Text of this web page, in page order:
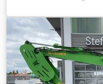
MK300045 Ab sofort
Kaufungen. Mehr INFO
Sologubova Deutsch
| 20 t | 12.987
gebrauchter Liebherr A
dem Baujahr 2011. Die
Allradantrieb und eine
einem Gewicht von